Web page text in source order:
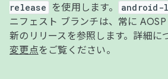
release
を使用します。 android-
ニフェスト ブランチは、常に
新のリリースを参照します。詳細に
変更点をご覧ください。